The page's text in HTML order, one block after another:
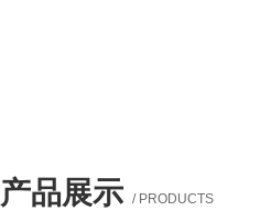
产品展示 / PRODUCTS